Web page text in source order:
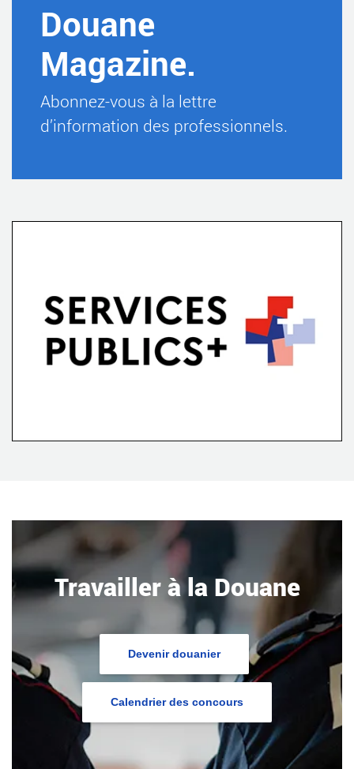
Douane
Magazine.
Abonnez-vous à la lettre
d’information des professionnels.
Travailler à la Douane
Devenir douanier
Calendrier des concours